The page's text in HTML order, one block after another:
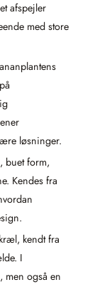
afspejler
med store
løsninger.
buet form,
Kendes fra
kendt fra
I
men også en